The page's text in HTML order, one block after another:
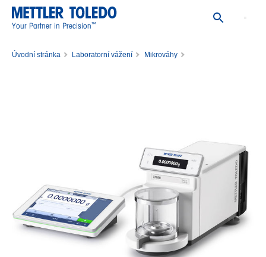
Your Partner in Precision™
Úvodní stránka Laboratorní vážení
Mikrováhy